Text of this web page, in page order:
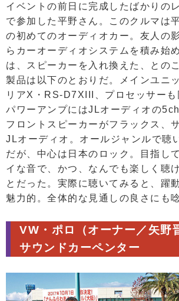
イベントの前日に完成したばかりの
で参加した平野さん。このクルマは
の初めてのオーディオカー。友人の
らカーオーディオシステムを積み始
は、スピーカーを入れ換えた、との
製品は以下のとおりだ。メインユニ
リアX・RS-D7XIII、プロセッサーも
パワーアンプにはJLオーディオの5ch
フロントスピーカーがフラックス、
JLオーディオ。オールジャンルで聴
だが、中心は日本のロック。目指し
イな音で、かつ、なんでも楽しく聴
とだった。実際に聴いてみると、躍
魅力的。全体的な見通しの良さにも
VW・ポロ（オーナー／矢野
サウンドカーペンター